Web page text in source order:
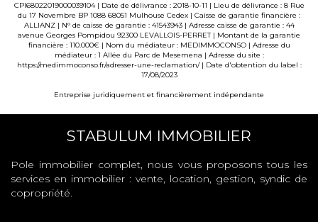
CPI68022019000039104 | Date de délivrance : 2018-10-11 | Lieu de délivrance : 8 Rue
du 17 Novembre BP 1088 68051 Mulhouse Cedex | Caisse de garantie financière :
ALLIANZ | N° de caisse de garantie : 41543943 | Adresse caisse de garantie : 44
avenue Georges Pompidou 92300 LEVALLOIS-PERRET | Montant de la garantie
financière : 110.000€ | Nom du médiateur : MEDIMMOCONSO | Adresse du
médiateur : 1 Allée du Parc de Mesemena | Adresse du site :
https://medimmoconso.fr/adresser-une-reclamation/| Date d'obtention du label :
17/08/2023
Entreprise juridiquement et financièrement indépendante
STABULUM IMMOBILIER
Pole immobilier complet, nous vous proposons tous les
services en immobilier : vente, location, gestion, syndic de
copropriété.